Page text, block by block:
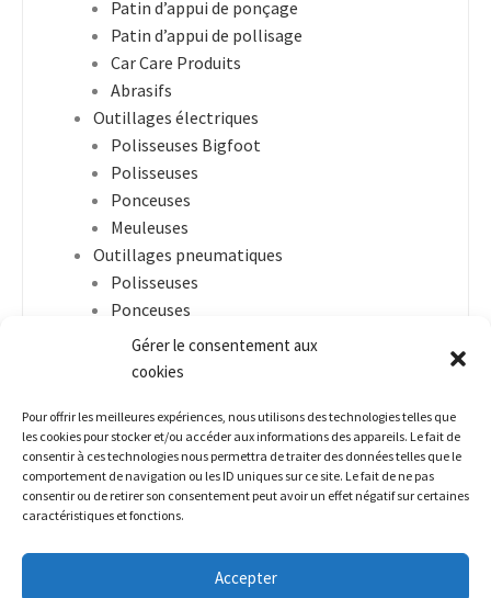
Gérer le consentement aux
cookies
Pour offrir les meilleures expériences, nous utilisons des technologies telles que
les cookies pour stocker et/ou accéder aux informations des appareils. Le fait de
consentir à ces technologies nous permettra de traiter des données telles que le
comportement de navigation ou les ID uniques sur ce site. Le fait de ne pas
consentir ou de retirer son consentement peut avoir un effet négatif sur certaines
caractéristiques et fonctions.
Accepter
Patin d’appui de ponçage
Patin d’appui de pollisage
Car Care Produits
Abrasifs
Outillages électriques
Polisseuses Bigfoot
Polisseuses
Ponceuses
Meuleuses
Outillages pneumatiques
Polisseuses
Ponceuses
Merchandising
Vêtements
Bannières
Divers
Systèmes d’extraction
Purificateur d’air standard
Smart Repair